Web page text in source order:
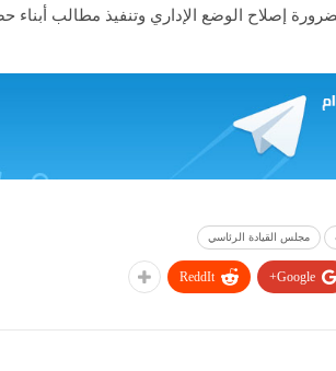
إصلاح الوضع الإداري وتنفيذ مطالب
مجلس القيادة الرئاسي
Google+
ReddIt